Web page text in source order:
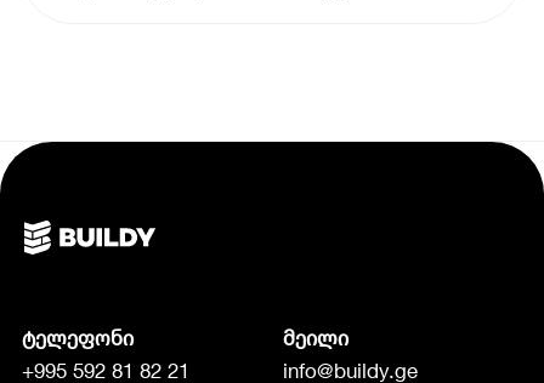
ტელეფონი
+995 592 81 82 21
მეილი
info@buildy.ge